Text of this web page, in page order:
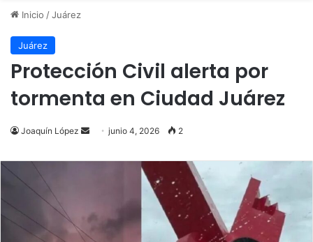
Inicio /Juárez
Juárez
Protección Civil alerta por
tormenta en Ciudad Juárez
Joaquín López
Send
email
junio 4, 2026 2